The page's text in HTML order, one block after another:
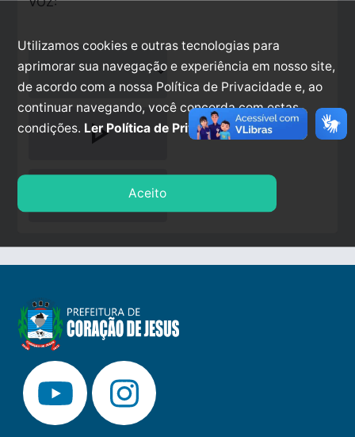
play_arrow
Utilizamos cookies e outras tecnologias para
aprimorar sua navegação e experiência em nosso site,
de acordo com a nossa Política de Privacidade e, ao
continuar navegando, você concorda com estas
condições. Ler Política de Privacidade.
Aceito